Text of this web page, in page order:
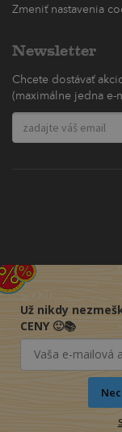
Zmeniť nastavenia
Newsletter
Chcete dostávať
(maximálne jedna e-
Už nikdy
CENY 🙂📚